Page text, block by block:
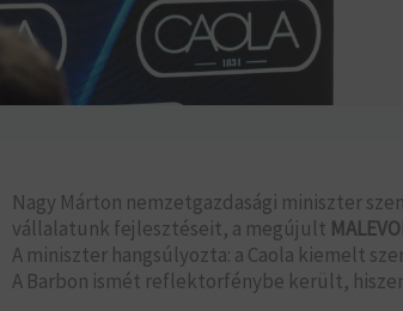
Nagy Márton nemzetgazdasági miniszter
vállalatunk fejlesztéseit, a megújult
A miniszter hangsúlyozta: a Caola kiemelt
A Barbon ismét reflektorfénybe került,